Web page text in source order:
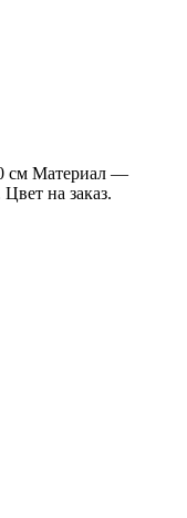
см Материал —
на заказ.